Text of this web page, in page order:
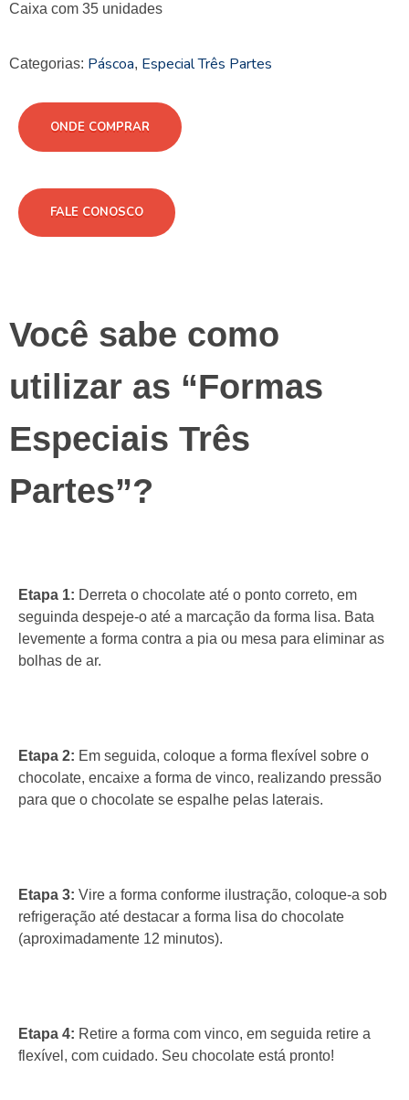
Caixa com 35 unidades
Categorias: Páscoa, Especial Três Partes
ONDE COMPRAR
FALE CONOSCO
Você sabe como
utilizar as “Formas
Especiais Três
Partes”?
Etapa 1: Derreta o chocolate até o ponto correto, em
seguinda despeje-o até a marcação da forma lisa. Bata
levemente a forma contra a pia ou mesa para eliminar as
bolhas de ar.
Etapa 2: Em seguida, coloque a forma flexível sobre o
chocolate, encaixe a forma de vinco, realizando pressão
para que o chocolate se espalhe pelas laterais.
Etapa 3: Vire a forma conforme ilustração, coloque-a sob
refrigeração até destacar a forma lisa do chocolate
(aproximadamente 12 minutos).
Etapa 4: Retire a forma com vinco, em seguida retire a
flexível, com cuidado. Seu chocolate está pronto!